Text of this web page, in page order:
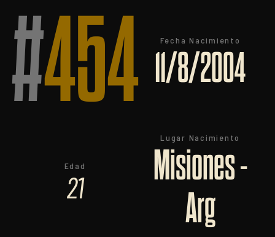
#454 Fecha Nacimiento
11/8/2004
Edad
21
Lugar Nacimiento
Misiones -
Arg